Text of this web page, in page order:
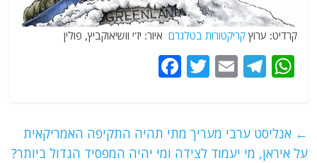
קרדיט: ערוץקריקטורות בטלגרם איור: יז'י וושיאוקביץ, פולין
W
s
A
T
g
ra
E
l
T
er
e
b
← אנליסט ערבי מעריך מתי תהיה התקיפה האמריקאית
על איראן, מי יעמוד לצידה ומי יהיה המפסיד הגדול ביותר?